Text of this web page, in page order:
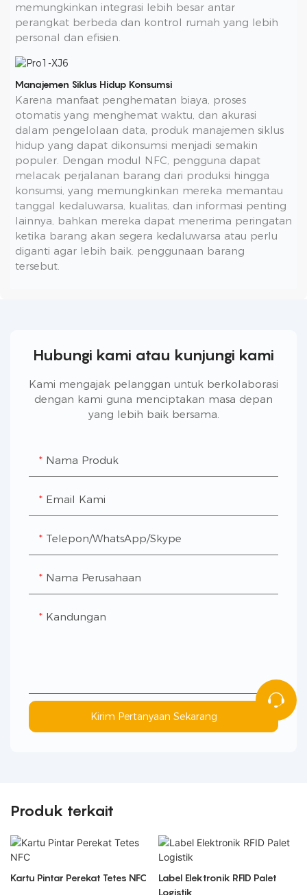
memungkinkan integrasi lebih besar antar
perangkat berbeda dan kontrol rumah yang lebih
personal dan efisien.
Manajemen Siklus Hidup Konsumsi
Karena manfaat penghematan biaya, proses
otomatis yang menghemat waktu, dan akurasi
dalam pengelolaan data, produk manajemen siklus
hidup yang dapat dikonsumsi menjadi semakin
populer. Dengan modul NFC, pengguna dapat
melacak perjalanan barang dari produksi hingga
konsumsi, yang memungkinkan mereka memantau
tanggal kedaluwarsa, kualitas, dan informasi penting
lainnya, bahkan mereka dapat menerima peringatan
ketika barang akan segera kedaluwarsa atau perlu
diganti agar lebih baik. penggunaan barang
tersebut.
Hubungi kami atau kunjungi kami
Kami mengajak pelanggan untuk berkolaborasi
dengan kami guna menciptakan masa depan
yang lebih baik bersama.
Nama Produk
Email Kami
Telepon/WhatsApp/Skype
Nama Perusahaan
Kandungan
Kirim Pertanyaan Sekarang
Produk terkait
Kartu Pintar Perekat Tetes NFC
Label Elektronik RFID Palet
Logistik